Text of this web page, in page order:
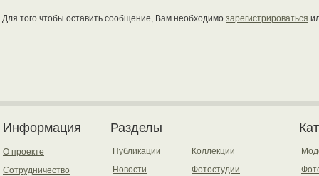
Для того чтобы оставить сообщение, Вам необходимо зарегистрироваться
Информация
О проекте
Сотрудничество
Разделы
Публикации
Новости
Коллекции
Фотостудии